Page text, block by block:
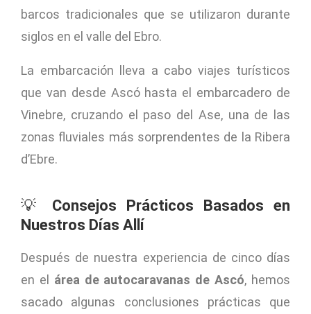
barcos tradicionales que se utilizaron durante
siglos en el valle del Ebro.
La embarcación lleva a cabo viajes turísticos
que van desde Ascó hasta el embarcadero de
Vinebre, cruzando el paso del Ase, una de las
zonas fluviales más sorprendentes de la Ribera
d’Ebre.
💡 Consejos Prácticos Basados en
Nuestros Días Allí
Después de nuestra experiencia de cinco días
en el área de autocaravanas de Ascó, hemos
sacado algunas conclusiones prácticas que